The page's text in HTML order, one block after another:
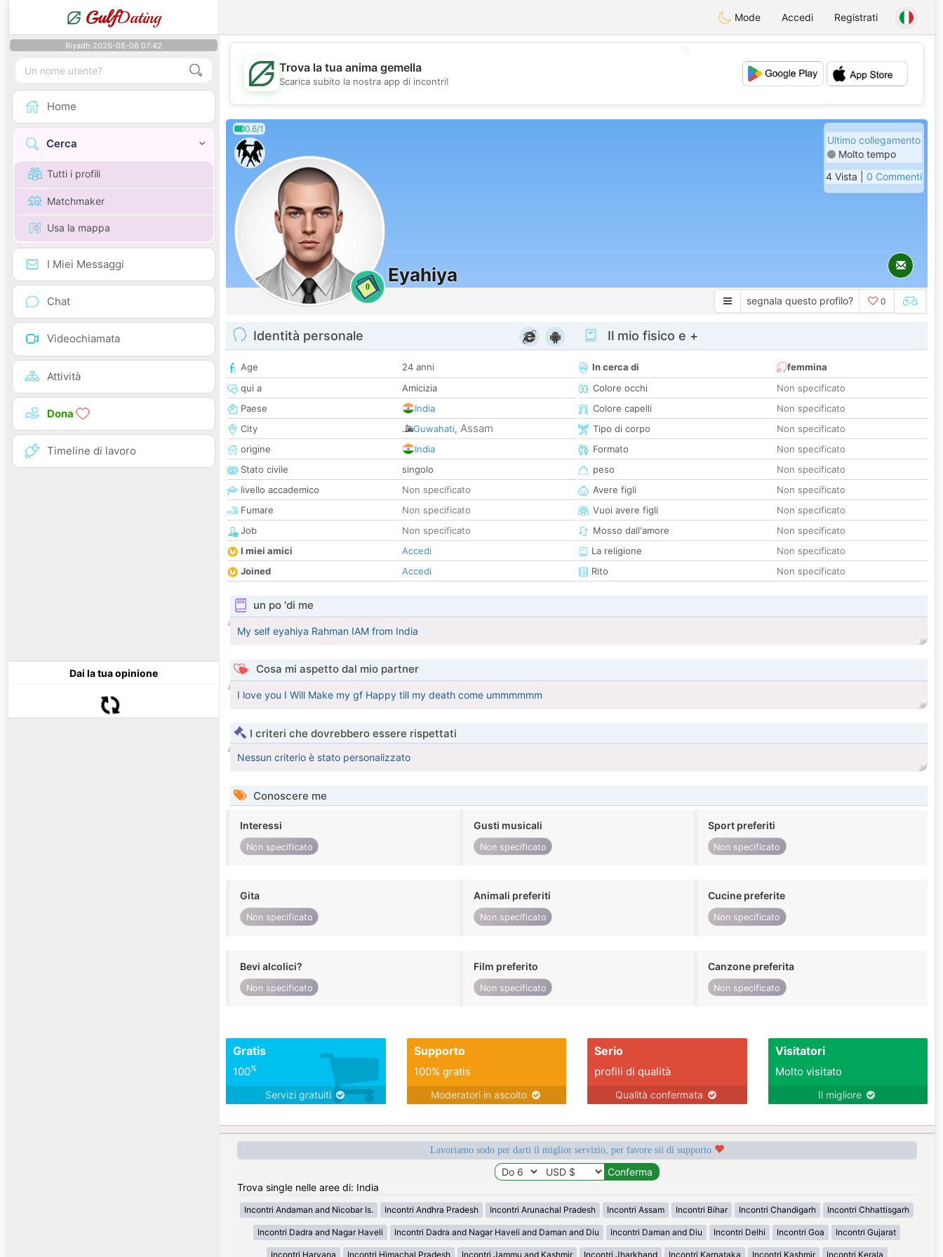
GulfDating Mode Accedi Registrati
Riyadh 2026-08-06 07:42
Home
Cerca
Tutti i profili
Matchmaker
Usa la mappa
I Miei Messaggi
Chat
Videochiamata
Attività
Dona
Timeline di lavoro
Dai la tua opinione
💖
💕
Trova la tua anima gemella
Scarica subito la nostra app di incontri!
0.6/1
0
Eyahiya
Ultimo collegamento
Molto tempo
4 Vista | 0 Commenti
segnala questo profilo? 0
Identità personale
Age
24 anni
qui a
Amicizia
Paese
India
City
Guwahati, Assam
origine
India
Stato civile
singolo
livello accademico
Non specificato
Fumare
Non specificato
Job
Non specificato
I miei amici
Accedi
Joined
Accedi
Il mio fisico e +
In cerca di
femmina
Colore occhi
Non specificato
Colore capelli
Non specificato
Tipo di corpo
Non specificato
Formato
Non specificato
peso
Non specificato
Avere figli
Non specificato
Vuoi avere figli
Non specificato
Mosso dall'amore
Non specificato
La religione
Non specificato
Rito
Non specificato
un po 'di me
My self eyahiya Rahman IAM from India
Cosa mi aspetto dal mio partner
I love you I Will Make my gf Happy till my death come ummmmmm
I criteri che dovrebbero essere rispettati
Nessun criterio è stato personalizzato
Conoscere me
Interessi
Non specificato
Gusti musicali
Non specificato
Sport preferiti
Non specificato
Gita
Non specificato
Animali preferiti
Non specificato
Cucine preferite
Non specificato
Bevi alcolici?
Non specificato
Film preferito
Non specificato
Canzone preferita
Non specificato
Gratis
100%
Servizi gratuiti
Supporto
100% gratis
Moderatori in ascolto
Serio
profili di qualità
Qualità confermata
Visitatori
Molto visitato
Il migliore
Lavoriamo sodo per darti il miglior servizio, per favore sii di supporto
Trova single nelle aree di: India
Incontri Andaman and Nicobar Is. Incontri Andhra Pradesh Incontri Arunachal Pradesh Incontri Assam Incontri Bihar Incontri Chandigarh Incontri Chhattisgarh
Incontri Dadra and Nagar Haveli Incontri Dadra and Nagar Haveli and Daman and Diu Incontri Daman and Diu Incontri Delhi Incontri Goa Incontri Gujarat
Incontri Haryana Incontri Himachal Pradesh Incontri Jammu and Kashmir Incontri Jharkhand Incontri Karnataka Incontri Kashmir Incontri Kerala